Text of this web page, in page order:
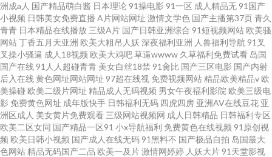
洲成a人 国产精品萌白酱 日本理论 91操电影 91一区 成人精品无 91国产
小视频 日韩美女免费直播 A片网站网址 激情文学色 国产主播第37页青久
青青 日本精品在线播放 三级A片 国产日韩亚洲综合 91短视频网站 欧美骚
网站丁香五月天亚洲 欧美大粗吊人妖 深夜福利亚洲 人兽福利导航 91叉
叉操小骚逼 成人18视频 欧美大鸡吧草逼wwww 久草福利免费试看 岛国
国产在线 91人人超碰青青 美女白丝18禁 91肏比 国产三区电影 国产内射
后入在线黄色网址网站网址 97超在线视 免费视频网站 精品欧美精品v 欧
美操碰 欧美二级片网址 精品成人无码视频 男女午夜福利影院 欧美三级电
影 免费黄色网址 成年版快手 日韩福利无码 四虎四房 亚洲AV在线豆花 亚
洲区成人 美女黄片免费观看 三级网站视频网 成人日韩精品 日韩福利专区
欧美二区女同 国产精品一区91 小x导航福利 免费黄色在线视频 91原创视
频 欧美日韩小视频 国产成人在线无码 91黑料不 国产极品自拍 岛国最大
色网站 精品无码国产二品 欧美一及片激情网婷婷 人妖大片 91天堂影视